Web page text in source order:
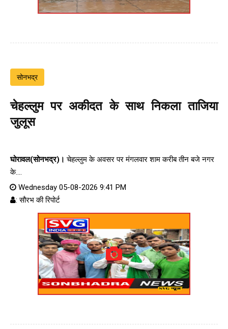
सोनभद्र
चेहल्लुम पर अकीदत के साथ निकला ताजिया
जुलूस
घोरावल(सोनभद्र)। चेहल्लुम के अवसर पर मंगलवार शाम करीब तीन बजे नगर
के....
Wednesday 05-08-2026 9:41 PM
: सौरभ की रिपोर्ट